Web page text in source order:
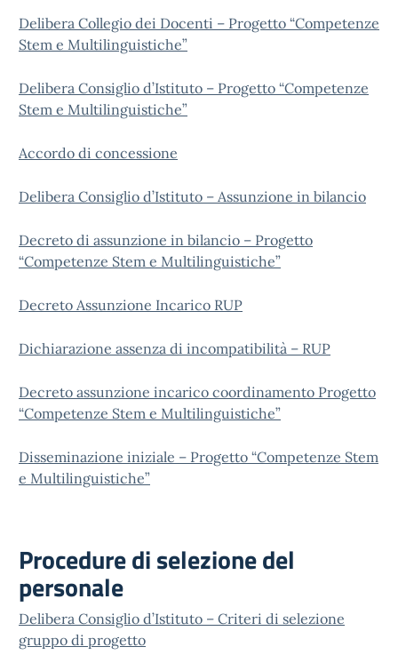
Delibera Collegio dei Docenti – Progetto “Competenze
Stem e Multilinguistiche”
Delibera Consiglio d’Istituto – Progetto “Competenze
Stem e Multilinguistiche”
Accordo di concessione
Delibera Consiglio d’Istituto – Assunzione in bilancio
Decreto di assunzione in bilancio – Progetto
“Competenze Stem e Multilinguistiche”
Decreto Assunzione Incarico RUP
Dichiarazione assenza di incompatibilità – RUP
Decreto assunzione incarico coordinamento Progetto
“Competenze Stem e Multilinguistiche”
Disseminazione iniziale – Progetto “Competenze Stem
e Multilinguistiche”
Procedure di selezione del
personale
Delibera Consiglio d’Istituto – Criteri di selezione
gruppo di progetto